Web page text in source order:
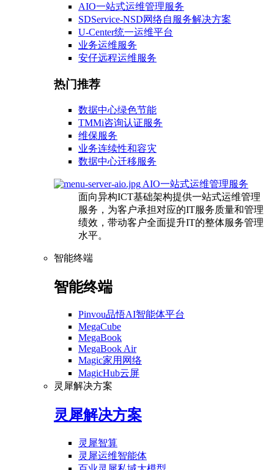
AIO一站式运维管理服务
SDService-NSD网络自服务解决方案
U-Center统一运维平台
业务运维服务
安仔远程运维服务
热门推荐
数据中心绿色节能
TMMi咨询认证服务
维保服务
业务连续性和容灾
数据中心迁移服务
AIO一站式运维管理服务
面向异构ICT基础架构提供一站式运维管理
服务，为客户承担对应的IT服务质量和管理
绩效，带动客户全面提升IT的整体服务管理
水平。
智能终端
智能终端
Pinvou品悟AI智能体平台
MegaCube
MegaBook
MegaBook Air
Magic家用网络
MagicHub云屏
灵犀解决方案
灵犀解决方案
灵犀智算
灵犀运维智能体